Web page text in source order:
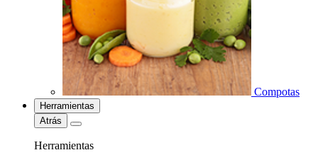
Compotas
Herramientas
Atrás
Herramientas